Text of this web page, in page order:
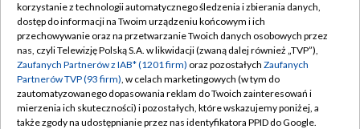
TVP
Abonament TVP
Emisja w TVP
Centrum informacji TVP
Naziemna Telewizja Cyfrowa
Regulamin TVP
Polityka prywatności
Moje zgody
Pomoc
korzystanie z technologii automatycznego śledzenia i zbierania danych,
dostęp do informacji na Twoim urządzeniu końcowym i ich
przechowywanie oraz na przetwarzanie Twoich danych osobowych przez
nas, czyli Telewizję Polską S.A. w likwidacji (zwaną dalej również „TVP”),
Zaufanych Partnerów z IAB* (1201 firm) oraz pozostałych Zaufanych
Partnerów TVP (93 firm), w celach marketingowych (w tym do
zautomatyzowanego dopasowania reklam do Twoich zainteresowań i
mierzenia ich skuteczności) i pozostałych, które wskazujemy poniżej, a
także zgody na udostępnianie przez nas identyfikatora PPID do Google.